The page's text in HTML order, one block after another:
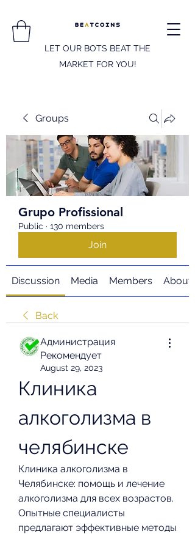
LET OUR BOTS BEAT THE
MARKET FOR YOU!
Groups
Grupo Profissional
Public · 130 members
Join
Discussion Media Members About
Back
Администрация
Рекомендует
August 29, 2023
Клиника
алкоголизма в
челябинске
Клиника алкоголизма в
Челябинске: помощь и лечение
алкоголизма для всех возрастов.
Опытные специалисты
предлагают эффективные методы